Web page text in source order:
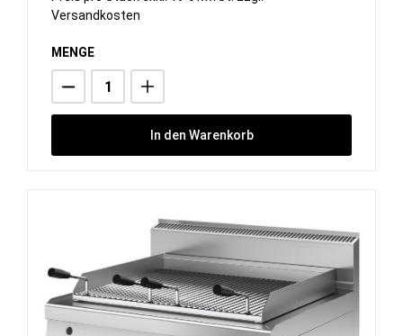
Versandkosten
MENGE
In den Warenkorb